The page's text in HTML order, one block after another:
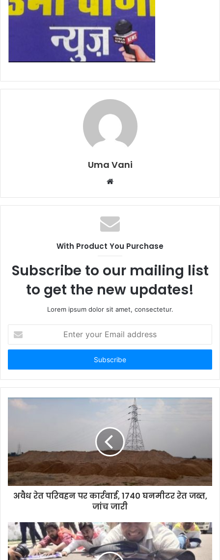
Uma Vani
Website
With Product You Purchase
Subscribe to our mailing list
to get the new updates!
Lorem ipsum dolor sit amet, consectetur.
your
Email
अवैध रेत परिवहन पर कार्रवाई, 1740 घनमीटर रेत जब्त,
जांच जारी